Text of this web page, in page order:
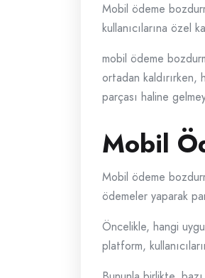
Mobil ödeme
kullanıcılarına özel
mobil ödeme
ortadan
parçası haline
Mobil
Mobil ödeme
ödemeler yaparak
Öncelikle, hangi
platform,